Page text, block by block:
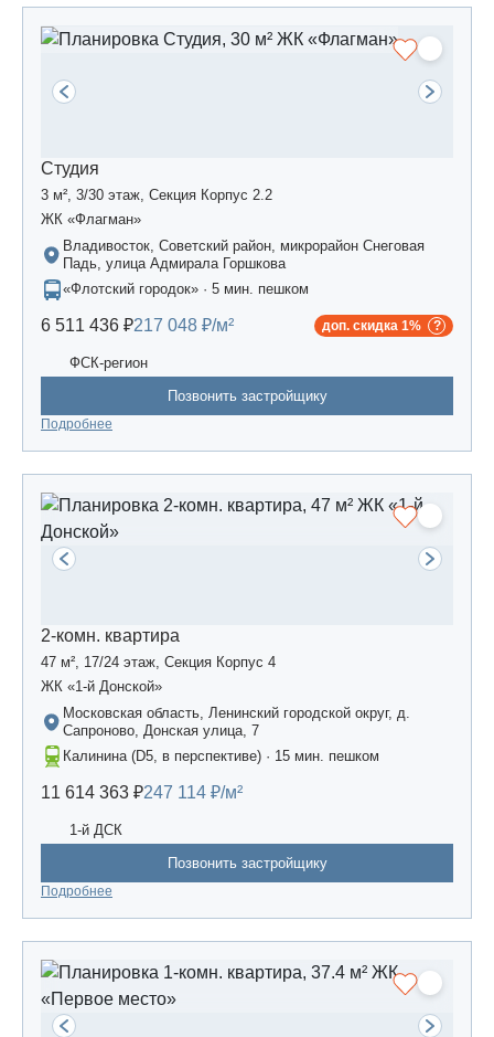
Студия
3 м², 3/30 этаж, Секция Корпус 2.2
ЖК «Флагман»
Владивосток, Советский район, микрорайон Снеговая
Падь, улица Адмирала Горшкова
«Флотский городок» · 5 мин. пешком
6 511 436 ₽217 048 ₽/м² доп. скидка 1%
ФСК-регион
Позвонить застройщику
Подробнее
2-комн. квартира
47 м², 17/24 этаж, Секция Корпус 4
ЖК «1-й Донской»
Московская область, Ленинский городской округ, д.
Сапроново, Донская улица, 7
Калинина (D5, в перспективе) · 15 мин. пешком
11 614 363 ₽247 114 ₽/м²
1-й ДСК
Позвонить застройщику
Подробнее